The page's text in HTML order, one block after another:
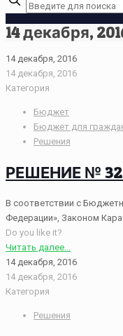
14 декабря,
14 декабря, 2016
14 декабря, 2016
Категория
Бюджет
Бюджет для
Решения
РЕШЕНИЕ № 32
В соответствии с
Федерации», Законом
Do you like it?
Читать далее...
14 декабря, 2016
14 декабря, 2016
Категория
Решения